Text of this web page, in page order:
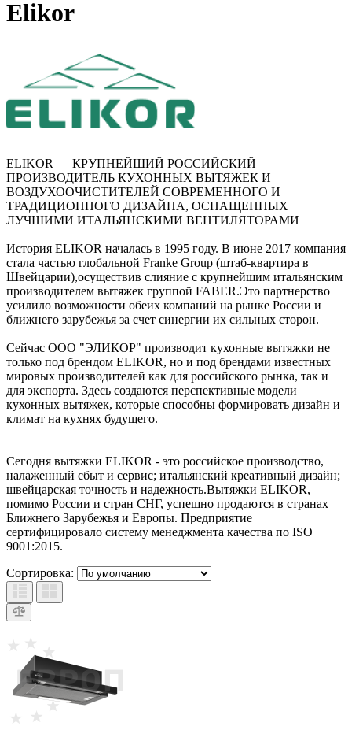
Elikor
ELIKOR — КРУПНЕЙШИЙ РОССИЙСКИЙ
ПРОИЗВОДИТЕЛЬ КУХОННЫХ ВЫТЯЖЕК И
ВОЗДУХООЧИСТИТЕЛЕЙ СОВРЕМЕННОГО И
ТРАДИЦИОННОГО ДИЗАЙНА, ОСНАЩЕННЫХ
ЛУЧШИМИ ИТАЛЬЯНСКИМИ ВЕНТИЛЯТОРАМИ
История ELIKOR началась в 1995 году. В июне 2017 компания
стала частью глобальной Franke Group (штаб-квартира в
Швейцарии),осуществив слияние с крупнейшим итальянским
производителем вытяжек группой FABER.Это партнерство
усилило возможности обеих компаний на рынке России и
ближнего зарубежья за счет синергии их сильных сторон.
Сейчас ООО "ЭЛИКОР" производит кухонные вытяжки не
только под брендом ELIKOR, но и под брендами известных
мировых производителей как для российского рынка, так и
для экспорта. Здесь создаются перспективные модели
кухонных вытяжек, которые способны формировать дизайн и
климат на кухнях будущего.
Сегодня вытяжки ELIKOR - это российское производство,
налаженный сбыт и сервис; итальянский креативный дизайн;
швейцарская точность и надежность.Вытяжки ELIKOR,
помимо России и стран СНГ, успешно продаются в странах
Ближнего Зарубежья и Европы. Предприятие
сертифицировало систему менеджмента качества по ISO
9001:2015.
Сортировка: